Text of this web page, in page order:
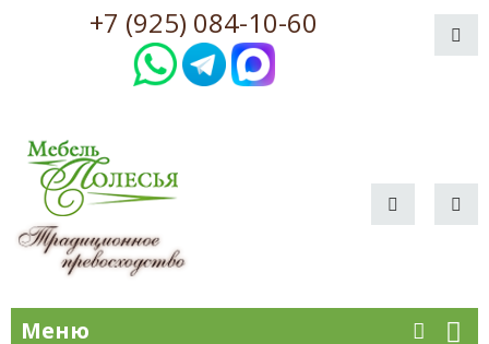
+7 (925) 084-10-60
Меню